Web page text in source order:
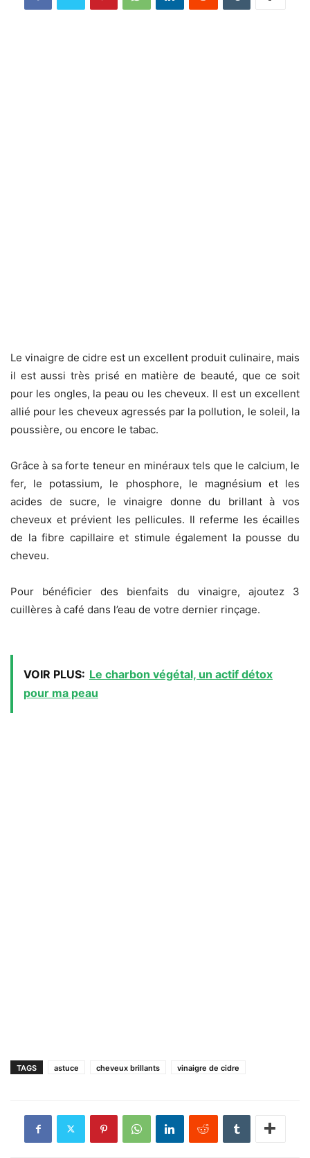
Le vinaigre de cidre est un excellent produit culinaire, mais
il est aussi très prisé en matière de beauté, que ce soit
pour les ongles, la peau ou les cheveux. Il est un excellent
allié pour les cheveux agressés par la pollution, le soleil, la
poussière, ou encore le tabac.
Grâce à sa forte teneur en minéraux tels que le calcium, le
fer, le potassium, le phosphore, le magnésium et les
acides de sucre, le vinaigre donne du brillant à vos
cheveux et prévient les pellicules. Il referme les écailles
de la fibre capillaire et stimule également la pousse du
cheveu.
Pour bénéficier des bienfaits du vinaigre, ajoutez 3
cuillères à café dans l’eau de votre dernier rinçage.
VOIR PLUS: Le charbon végétal, un actif détox
pour ma peau
TAGS astuce cheveux brillants vinaigre de cidre